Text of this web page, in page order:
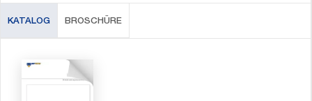
KATALOG BROSCHÜRE